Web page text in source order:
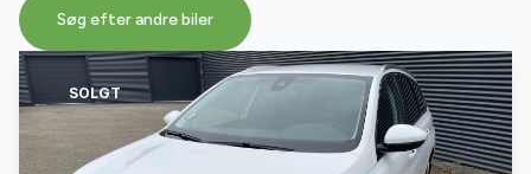
SOLGT
Søg efter andre biler